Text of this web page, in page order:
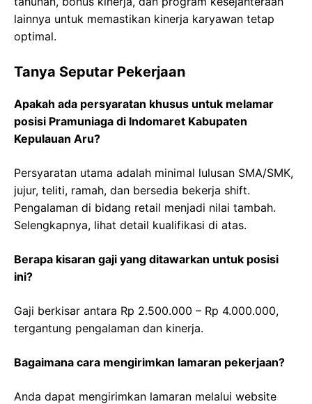
lainnya untuk memastikan kinerja karyawan tetap
optimal.
Tanya Seputar Pekerjaan
Apakah ada persyaratan khusus untuk melamar
posisi Pramuniaga di Indomaret Kabupaten
Kepulauan Aru?
Persyaratan utama adalah minimal lulusan SMA/SMK,
jujur, teliti, ramah, dan bersedia bekerja shift.
Pengalaman di bidang retail menjadi nilai tambah.
Selengkapnya, lihat detail kualifikasi di atas.
Berapa kisaran gaji yang ditawarkan untuk posisi
ini?
Gaji berkisar antara Rp 2.500.000 – Rp 4.000.000,
tergantung pengalaman dan kinerja.
Bagaimana cara mengirimkan lamaran pekerjaan?
Anda dapat mengirimkan lamaran melalui website